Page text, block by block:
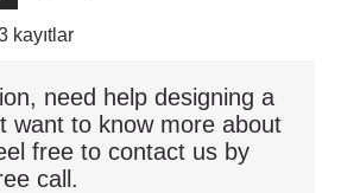
kayıtlar
need help designing a
want to know more about
free to contact us by
call.